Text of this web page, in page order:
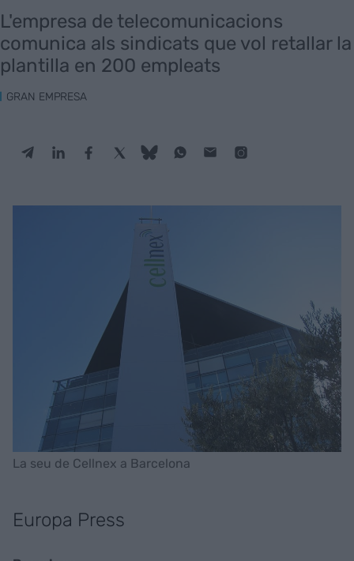
L'empresa de telecomunicacions
comunica als sindicats que vol retallar la
plantilla en 200 empleats
GRAN EMPRESA
La seu de Cellnex a Barcelona
Europa Press